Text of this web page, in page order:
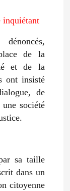
inquiétant
de la
et de la
ont insisté
de
société
sa taille
dans un
citoyenne